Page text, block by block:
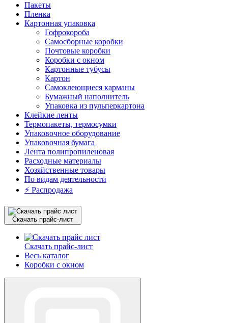
Пакеты
Пленка
Картонная упаковка
Гофрокороба
Самосборные коробки
Почтовые коробки
Коробки с окном
Картонные тубусы
Картон
Самоклеющиеся карманы
Бумажный наполнитель
Упаковка из пульперкартона
Клейкие ленты
Термопакеты, термосумки
Упаковочное оборудование
Упаковочная бумага
Лента полипропиленовая
Расходные материалы
Хозяйственные товары
По видам деятельности
⚡️ Распродажа
Скачать прайс-лист
Скачать прайс-лист
Весь каталог
Коробки с окном